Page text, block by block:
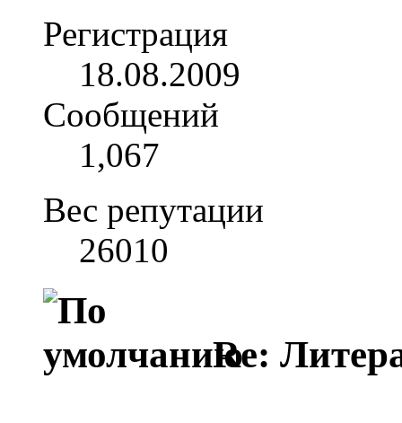
Регистрация
18.08.2009
Сообщений
1,067
Вес репутации
26010
Re: